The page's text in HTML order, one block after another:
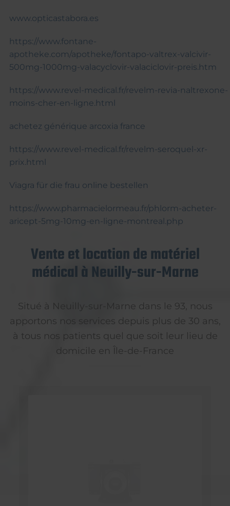
www.opticastabora.es
https://www.fontane-
apotheke.com/apotheke/fontapo-valtrex-valcivir-
500mg-1000mg-valacyclovir-valaciclovir-preis.htm
https://www.revel-medical.fr/revelm-revia-naltrexone-
moins-cher-en-ligne.html
achetez générique arcoxia france
https://www.revel-medical.fr/revelm-seroquel-xr-
prix.html
Viagra für die frau online bestellen
https://www.pharmacielormeau.fr/phlorm-acheter-
aricept-5mg-10mg-en-ligne-montreal.php
Vente et location de matériel
médical à Neuilly-sur-Marne
Situé à Neuilly-sur-Marne dans le 93, nous
apportons nos services depuis plus de 30 ans,
à tous nos patients quel que soit leur lieu de
domicile en Île-de-France